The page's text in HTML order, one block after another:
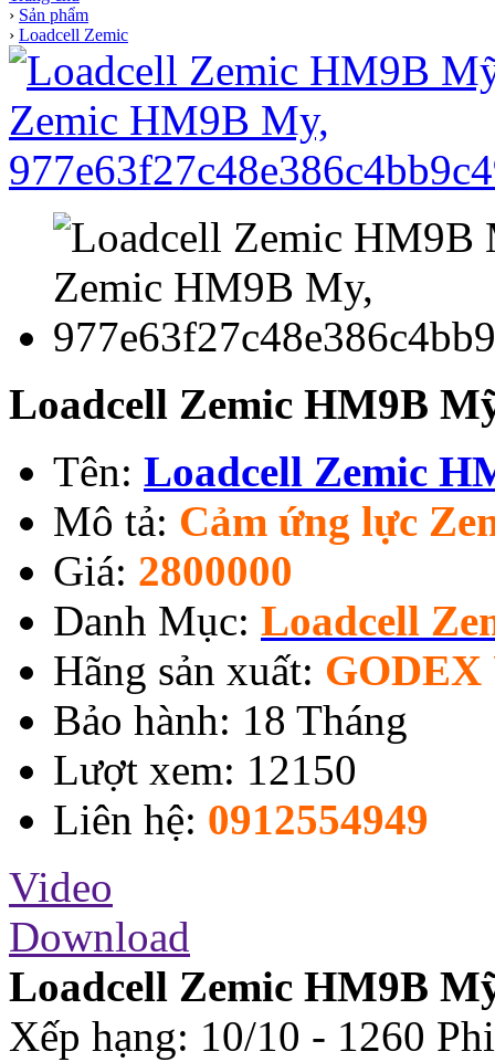
› Sản phẩm
› Loadcell Zemic
Loadcell Zemic HM9B
Tên: Loadcell Zemic
Mô tả: Cảm ứng lực
Giá: 2800000
Danh Mục: Loadcell
Hãng sản xuất: GODEX
Bảo hành: 18 Tháng
Lượt xem: 12150
Liên hệ: 0912554949
Video
Download
Loadcell Zemic HM9B
Xếp hạng: 10/10 - 1260